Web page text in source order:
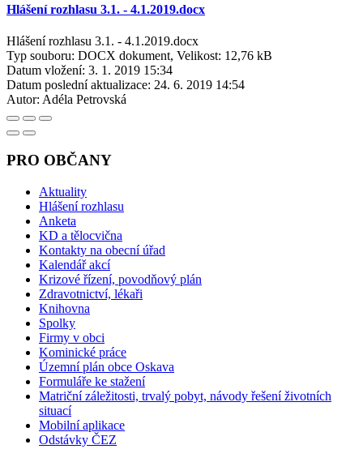
Hlášení rozhlasu 3.1. - 4.1.2019.docx
Hlášení rozhlasu 3.1. - 4.1.2019.docx
Typ souboru: DOCX dokument, Velikost: 12,76 kB
Datum vložení: 3. 1. 2019 15:34
Datum poslední aktualizace: 24. 6. 2019 14:54
Autor: Adéla Petrovská
PRO OBČANY
Aktuality
Hlášení rozhlasu
Anketa
KD a tělocvična
Kontakty na obecní úřad
Kalendář akcí
Krizové řízení, povodňový plán
Zdravotnictví, lékaři
Knihovna
Spolky
Firmy v obci
Kominické práce
Územní plán obce Oskava
Formuláře ke stažení
Matriční záležitosti, trvalý pobyt, návody řešení životních
situací
Mobilní aplikace
Odstávky ČEZ